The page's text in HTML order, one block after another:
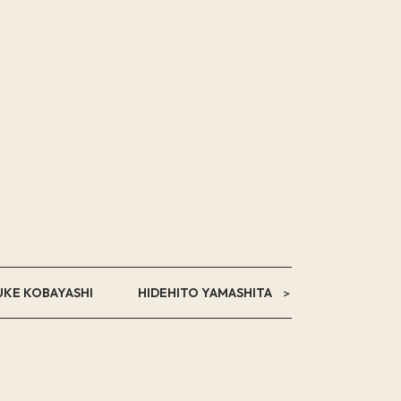
KOBAYASHI HIDEHITO YAMASHITA